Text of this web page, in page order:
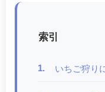
索引
1. いちご狩り